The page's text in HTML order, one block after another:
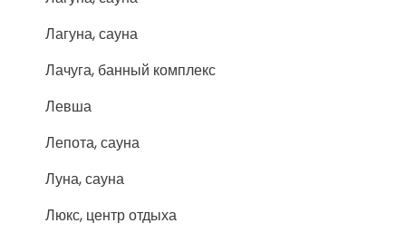
Лагуна, сауна
Лачуга, банный комплекс
Левша
Лепота, сауна
Луна, сауна
Люкс, центр отдыха